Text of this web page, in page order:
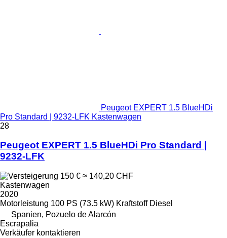
Peugeot EXPERT 1.5 BlueHDi
Pro Standard | 9232-LFK Kastenwagen
28
Peugeot EXPERT 1.5 BlueHDi Pro Standard |
9232-LFK
150 € ≈ 140,20 CHF
Kastenwagen
2020
Motorleistung 100 PS (73.5 kW) Kraftstoff Diesel
Spanien, Pozuelo de Alarcón
Escrapalia
Verkäufer kontaktieren